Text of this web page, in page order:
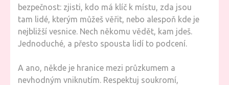
bezpečnost: zjisti, kdo má klíč k místu, zda jsou
tam lidé, kterým můžeš věřit, nebo alespoň kde je
nejbližší vesnice. Nech někomu vědět, kam jdeš.
Jednoduché, a přesto spousta lidí to podcení.
A ano, někde je hranice mezi průzkumem a
nevhodným vniknutím. Respektuj soukromí,